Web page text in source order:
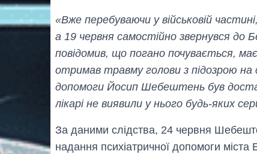
«Вже перебуваючи у військовій
а 19 червня самостійно звернувся до
повідомив, що погано почувається,
отримав травму голови з підозрою
допомоги Йосип Шебештень був
лікарі не виявили у нього будь-яких
За даними слідства, 24 червня
надання психіатричної допомоги